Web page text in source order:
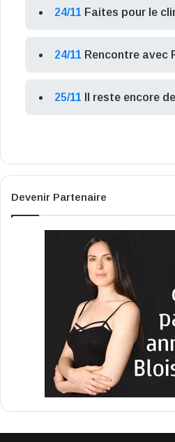
24/11 Faites pour le
24/11 Rencontre avec
25/11 Il reste encore
Devenir Partenaire